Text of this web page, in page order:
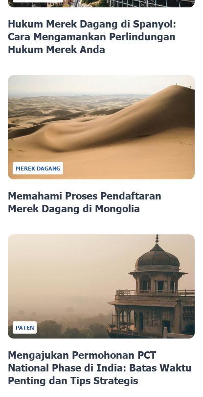
Hukum Merek Dagang di Spanyol:
Cara Mengamankan Perlindungan
Hukum Merek Anda
MEREK DAGANG
Memahami Proses Pendaftaran
Merek Dagang di Mongolia
PATEN
Mengajukan Permohonan PCT
National Phase di India: Batas Waktu
Penting dan Tips Strategis